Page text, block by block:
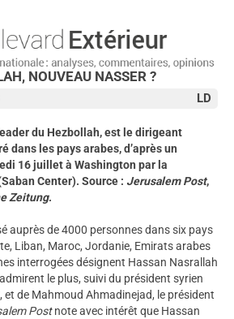
NOUVEAU NASSER ?
LD
du Hezbollah, est le dirigeant
dans les pays arabes, d’après un
16 juillet à Washington par la
Center). Source : Jerusalem Post,
Zeitung.
auprès de 4000 personnes dans six pays
Liban, Maroc, Jordanie, Emirats arabes
interrogées désignent Hassan Nasrallah
le plus, suivi du président syrien
et de Mahmoud Ahmadinejad, le président
Postnote avec intérêt que Hassan